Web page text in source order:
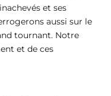
et ses
aussi sur le
tournant. Notre
et de ces